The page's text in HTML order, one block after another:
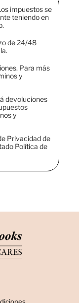
impuestos se
teniendo en
de 24/48
Para más
y
devoluciones
y
Privacidad de
Política de